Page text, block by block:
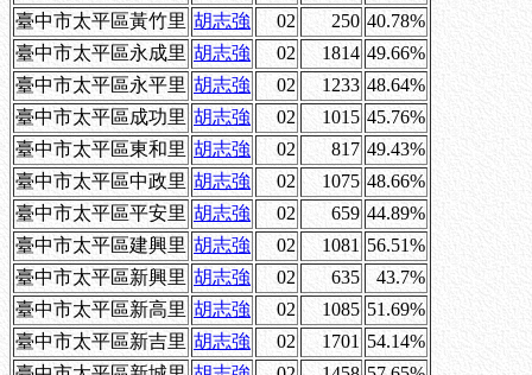
臺中市太平區黃竹里 胡志強 02 250 40.78%
臺中市太平區永成里 胡志強 02 1814 49.66%
臺中市太平區永平里 胡志強 02 1233 48.64%
臺中市太平區成功里 胡志強 02 1015 45.76%
臺中市太平區東和里 胡志強 02 817 49.43%
臺中市太平區中政里 胡志強 02 1075 48.66%
臺中市太平區平安里 胡志強 02 659 44.89%
臺中市太平區建興里 胡志強 02 1081 56.51%
臺中市太平區新興里 胡志強 02 635
43.7%
臺中市太平區新高里 胡志強 02 1085 51.69%
臺中市太平區新吉里 胡志強 02 1701 54.14%